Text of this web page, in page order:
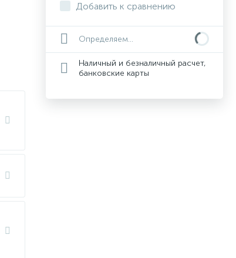
Добавить к сравнению
Определяем...
Наличный и безналичный расчет,
банковские карты